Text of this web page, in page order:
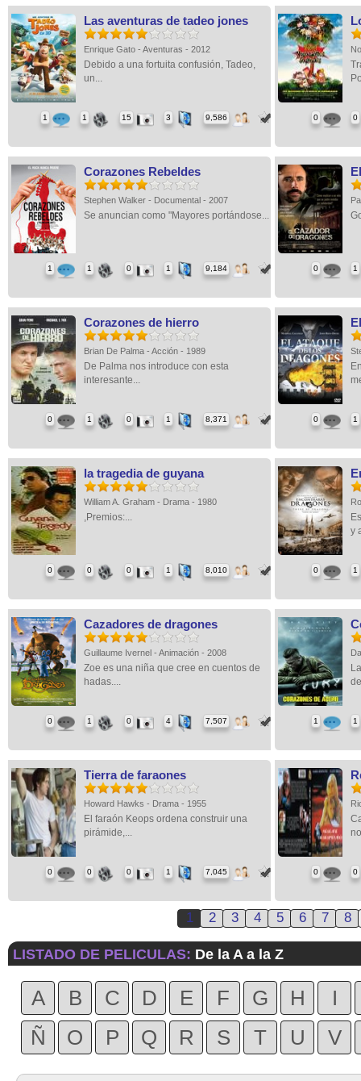
Las aventuras de tadeo jones
Enrique Gato - Aventuras - 2012
Debido a una fortuita confusión, Tadeo,
un...
1 1 15 3 9,586 0 0
Corazones Rebeldes
Stephen Walker - Documental - 2007
Se anuncian como "Mayores portándose...
1 1 0 1 9,184 0 1
Corazones de hierro
Brian De Palma - Acción - 1989
De Palma nos introduce con esta
interesante...
0 1 0 1 8,371 0 1
la tragedia de guyana
William A. Graham - Drama - 1980
,Premios:...
0 0 0 1 8,010
y
0 1
Cazadores de dragones
Guillaume Ivernel - Animación - 2008
Zoe es una niña que cree en cuentos de
hadas....
0 1 0 4 7,507 1 1
Tierra de faraones
Howard Hawks - Drama - 1955
El faraón Keops ordena construir una
pirámide,...
0 0 0 1 7,045 0 0
1 2 3 4 5 6 7 8
LISTADO DE PELICULAS: De la A a la Z
A B C D E F G H
I
Ñ
O P Q R S T U V